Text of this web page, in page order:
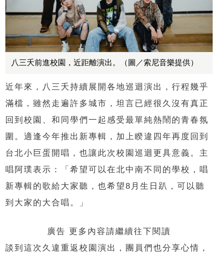
八三夭前進校園，近距離演出。（圖／索尼音樂提供）
近年來，八三夭持續展開各地巡迴演出，行程幾乎
滿檔，雖然走遍許多城市，坦言已經很久沒有真正
回到校園、和同學們一起感受最單純熱鬧的青春氛
圍。適逢今年推出新專輯，加上睽違四年再度回到
台北小巨蛋開唱，也讓此次校園巡迴更具意義。主
唱阿璞表示：「希望可以在北中南不同的學校，唱
新專輯的歌給大家聽，也希望8月生日趴，可以聽
到大家的大合唱。」
廣告 更多內容請繼續往下閱讀
談到這次久違重返校園演出，團員們也分享心情，